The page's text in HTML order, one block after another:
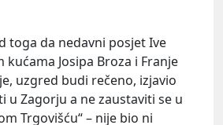
toga da nedavni posjet Ive
kućama Josipa Broza i Franje
uzgred budi rečeno, izjavio
u Zagorju a ne zaustaviti se u
Trgovišću“ – nije bio ni